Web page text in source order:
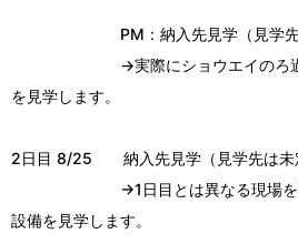
PM：納入先見学（見学先は
→実際にショウエイのろ過装
を見学します。
2日目 8/25 納入先見学（見学先は未
→1日目とは異なる現場を訪問
設備を見学します。